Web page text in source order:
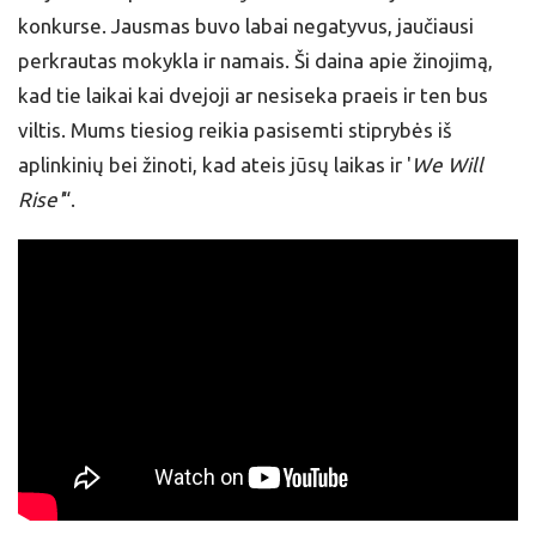
konkurse. Jausmas buvo labai negatyvus, jaučiausi
perkrautas mokykla ir namais. Ši daina apie žinojimą,
kad tie laikai kai dvejoji ar nesiseka praeis ir ten bus
viltis. Mums tiesiog reikia pasisemti stiprybės iš
aplinkinių bei žinoti, kad ateis jūsų laikas ir ' We Will
Rise'“.